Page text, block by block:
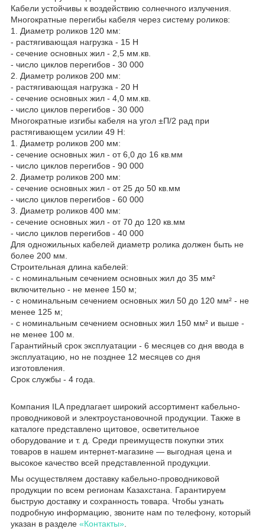
Кабели устойчивы к воздействию солнечного излучения.
Многократные перегибы кабеля через систему роликов:
1. Диаметр роликов 120 мм:
- растягивающая нагрузка - 15 Н
- сечение основных жил - 2,5 мм.кв.
- число циклов перегибов - 30 000
2. Диаметр роликов 200 мм:
- растягивающая нагрузка - 20 Н
- сечение основных жил - 4,0 мм.кв.
- число циклов перегибов - 30 000
Многократные изгибы кабеля на угол ±П/2 рад при
растягивающем усилии 49 Н:
1. Диаметр роликов 200 мм:
- сечение основных жил - от 6,0 до 16 кв.мм
- число циклов перегибов - 90 000
2. Диаметр роликов 200 мм:
- сечение основных жил - от 25 до 50 кв.мм
- число циклов перегибов - 60 000
3. Диаметр роликов 400 мм:
- сечение основных жил - от 70 до 120 кв.мм
- число циклов перегибов - 40 000
Для одножильных кабелей диаметр ролика должен быть не
более 200 мм.
Строительная длина кабелей:
- с номинальным сечением основных жил до 35 мм²
включительно - не менее 150 м;
- с номинальным сечением основных жил 50 до 120 мм² - не
менее 125 м;
- с номинальным сечением основных жил 150 мм² и выше -
не менее 100 м.
Гарантийный срок эксплуатации - 6 месяцев со дня ввода в
эксплуатацию, но не позднее 12 месяцев со дня
изготовления.
Срок службы - 4 года.
Компания ILA предлагает широкий ассортимент кабельно-
проводниковой и электроустановочной продукции. Также в
каталоге представлено щитовое, осветительное
оборудование и т. д. Среди преимуществ покупки этих
товаров в нашем интернет-магазине — выгодная цена и
высокое качество всей представленной продукции.
Мы осуществляем доставку кабельно-проводниковой
продукции по всем регионам Казахстана. Гарантируем
быструю доставку и сохранность товара. Чтобы узнать
подробную информацию, звоните нам по телефону, который
указан в разделе «Контакты»